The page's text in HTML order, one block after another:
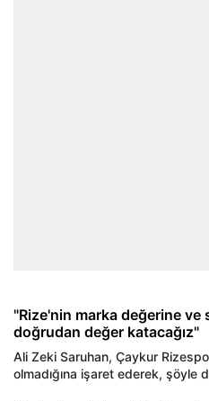
"Rize'nin marka değerine ve
doğrudan değer katacağız"
Ali Zeki Saruhan, Çaykur
olmadığına işaret ederek, şöyle